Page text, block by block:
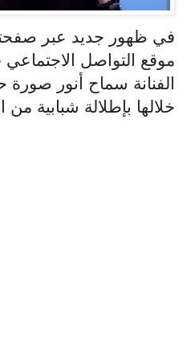
في ظهور جديد عبر
موقع التواصل
الفنانة سماح أنور
خلالها بإطلالة شبابية من